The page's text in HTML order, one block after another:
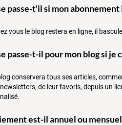
passe-t'il si mon
vous le blog restera en ligne, il
passe-t-il pour mon blog si je
conservera tous ses articles,
de leur favoris, depuis un
est-il annuel ou